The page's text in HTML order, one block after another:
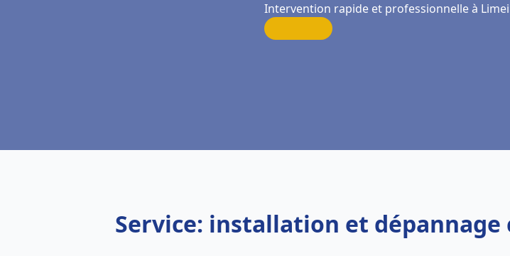
Intervention rapide et professionnelle à
Service: installation et